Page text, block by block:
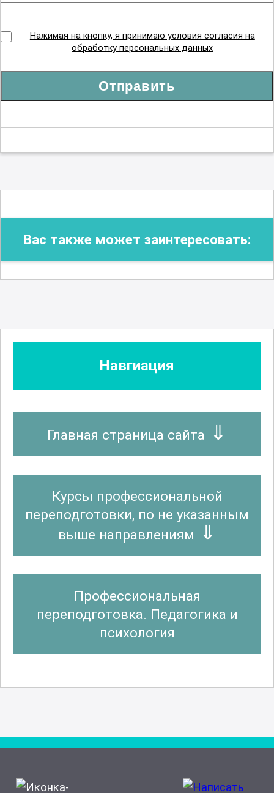
Нажимая на кнопку, я принимаю условия согласия на
обработку персональных данных
Отправить
Вас также может заинтересовать:
Навгиация
Главная страница сайта
Курсы профессиональной
переподготовки, по не указанным
выше направлениям
Профессиональная
переподготовка. Педагогика и
психология